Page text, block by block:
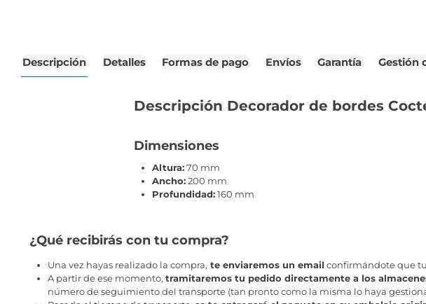
Descripción Detalles Formas de pago Envíos Garantía Gestión
Descripción Decorador de bordes
Dimensiones
Altura:70 mm
Ancho:200 mm
Profundidad:160 mm
¿Qué recibirás con tu compra?
Una vez hayas realizado la compra, te enviaremos un email confirmándote que
A partir de ese momento, tramitaremos tu pedido directamente a los
número de seguimiento del transporte (tan pronto como la misma lo haya